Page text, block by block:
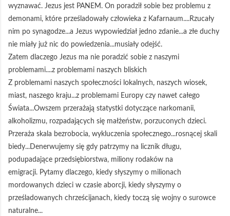
wyznawać. Jezus jest PANEM. On poradził sobie bez problemu z
demonami, które prześladowały człowieka z Kafarnaum....Rzucały
nim po synagodze...a Jezus wypowiedział jedno zdanie...a złe duchy
nie miały już nic do powiedzenia...musiały odejść.
Zatem dlaczego Jezus ma nie poradzić sobie z naszymi
problemami....z problemami naszych bliskich
Z problemami naszych społeczności lokalnych, naszych wiosek,
miast, naszego kraju...z problemami Europy czy nawet całego
Świata...Owszem przerażają statystki dotyczące narkomanii,
alkoholizmu, rozpadających się małżeństw, porzuconych dzieci.
Przeraża skala bezrobocia, wykluczenia społecznego...rosnącej skali
biedy...Denerwujemy się gdy patrzymy na licznik długu,
podupadające przedsiębiorstwa, miliony rodaków na
emigracji. Pytamy dlaczego, kiedy słyszymy o milionach
mordowanych dzieci w czasie aborcji, kiedy słyszymy o
prześladowanych chrześcijanach, kiedy toczą się wojny o surowce
naturalne...